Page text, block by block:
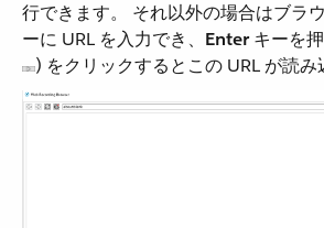
行できます。 それ以外の場合はブラ
ーに URL を入力でき、​ Enter キーを
​) をクリックするとこの URL が読み